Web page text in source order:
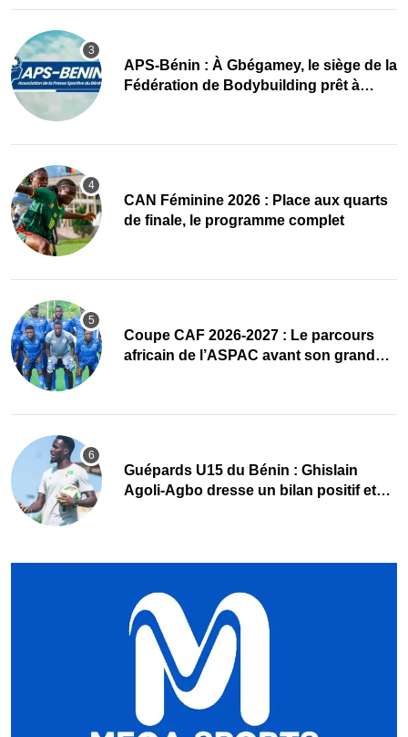
APS-Bénin : À Gbégamey, le siège de la
Fédération de Bodybuilding prêt à
CAN Féminine 2026 : Place aux quarts
de finale, le programme complet
Coupe CAF 2026-2027 : Le parcours
africain de l’ASPAC avant son grand
Guépards U15 du Bénin : Ghislain
Agoli-Agbo dresse un bilan positif et